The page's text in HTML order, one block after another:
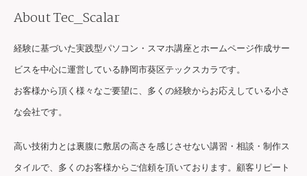
About Tec_Scalar
経験に基づいた実践型パソコン・スマホ講座とホームページ作成サー
ビスを中心に運営している静岡市葵区テックスカラです。
お客様から頂く様々なご要望に、多くの経験からお応えしている小さ
な会社です。
高い技術力とは裏腹に敷居の高さを感じさせない講習・相談・制作ス
タイルで、多くのお客様からご信頼を頂いております。顧客リピート